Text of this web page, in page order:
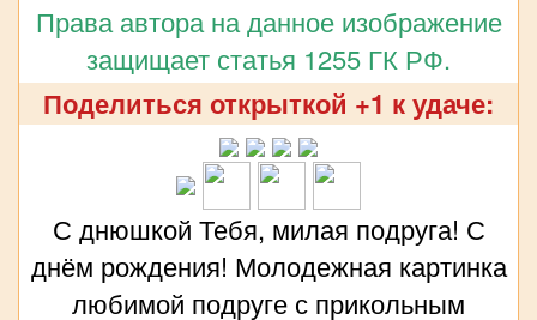
Права автора на данное изображение
защищает статья 1255 ГК РФ.
Поделиться открыткой +1 к удаче:
С днюшкой Тебя, милая подруга! С
днём рождения! Молодежная картинка
любимой подруге с прикольным